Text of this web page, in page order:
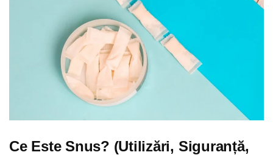
Ce Este Snus? (Utilizări, Siguranță,